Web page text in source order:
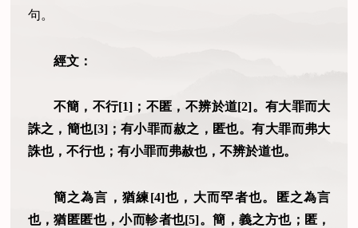
句。
經文：
不簡，不行[1]；不匿，不辨於道[2]。有大罪而大
誅之，簡也[3]；有小罪而赦之，匿也。有大罪而弗大
誅也，不行也；有小罪而弗赦也，不辨於道也。
簡之為言，猶練[4]也，大而罕者也。匿之為言
也，猶匿匿也，小而軫者也[5]。簡，義之方也；匿，